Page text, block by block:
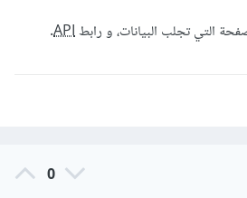
التي تجلب البيانات، و رابطAPI
.
0